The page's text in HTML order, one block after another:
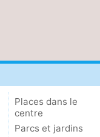
Places dans le
centre
Parcs et jardins